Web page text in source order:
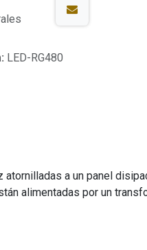
LED-RG480
a un panel
alimentadas por un